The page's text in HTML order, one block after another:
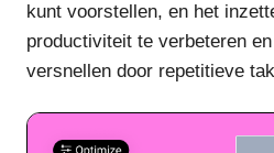
kunt voorstellen, en het
productiviteit te verbeteren
versnellen door repetitieve